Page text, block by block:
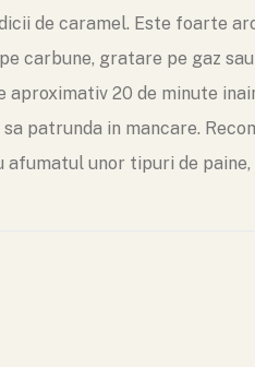
de caramel. Este foarte
carbune, gratare pe gaz
aproximativ 20 de minute
patrunda in mancare.
unor tipuri de paine,